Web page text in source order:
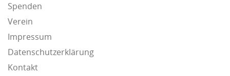
Spenden
Verein
Impressum
Datenschutzerklärung
Kontakt